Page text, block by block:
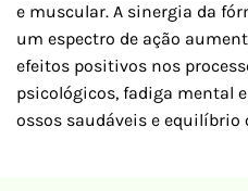
e muscular. A sinergia da
um espectro de ação
efeitos positivos nos
psicológicos, fadiga mental
ossos saudáveis e